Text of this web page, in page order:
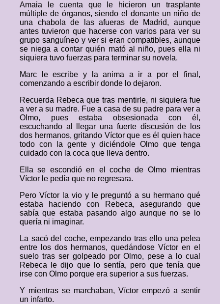
Amaia le cuenta que le hicieron un trasplante
múltiple de órganos, siendo el donante un niño de
una chabola de las afueras de Madrid, aunque
antes tuvieron que hacerse con varios para ver su
grupo sanguíneo y ver si eran compatibles, aunque
se niega a contar quién mató al niño, pues ella ni
siquiera tuvo fuerzas para terminar su novela.
Marc le escribe y la anima a ir a por el final,
comenzando a escribir donde lo dejaron.
Recuerda Rebeca que tras mentirle, ni siquiera fue
a ver a su madre. Fue a casa de su padre para ver a
Olmo, pues estaba obsesionada con él,
escuchando al llegar una fuerte discusión de los
dos hermanos, gritando Víctor que es él quien hace
todo con la gente y diciéndole Olmo que tenga
cuidado con la coca que lleva dentro.
Ella se escondió en el coche de Olmo mientras
Víctor le pedía que no regresara.
Pero Víctor la vio y le preguntó a su hermano qué
estaba haciendo con Rebeca, asegurando que
sabía que estaba pasando algo aunque no se lo
quería ni imaginar.
La sacó del coche, empezando tras ello una pelea
entre los dos hermanos, quedándose Víctor en el
suelo tras ser golpeado por Olmo, pese a lo cual
Rebeca le dijo que lo sentía, pero que tenía que
irse con Olmo porque era superior a sus fuerzas.
Y mientras se marchaban, Víctor empezó a sentir
un infarto.